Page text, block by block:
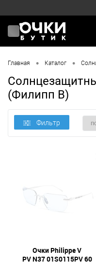
Главная • Каталог •
(Филипп В)
Цена
Назначение / Пол
Материал линз
Фильтр
Очки Philippe V
PV N37 01S0115PV 60